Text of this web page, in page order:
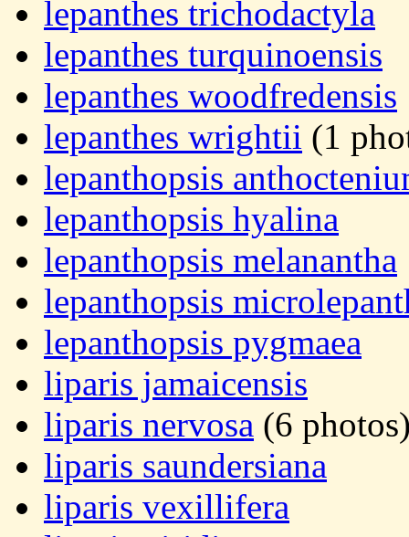
lepanthes trichodactyla
lepanthes turquinoensis
lepanthes woodfredensis
lepanthes wrightii (1
lepanthopsis
lepanthopsis hyalina
lepanthopsis melanantha
lepanthopsis
lepanthopsis pygmaea
liparis jamaicensis
liparis nervosa (6
liparis saundersiana
liparis vexillifera